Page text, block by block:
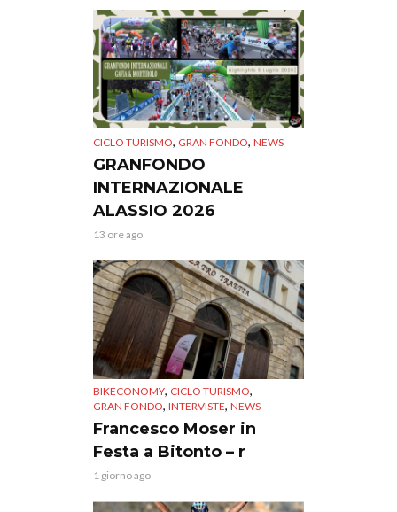
CICLO TURISMO, GRAN FONDO, NEWS
GRANFONDO
INTERNAZIONALE
ALASSIO 2026
13 ore ago
BIKECONOMY, CICLO TURISMO,
GRAN FONDO, INTERVISTE, NEWS
Francesco Moser in
Festa a Bitonto – r
1 giorno ago